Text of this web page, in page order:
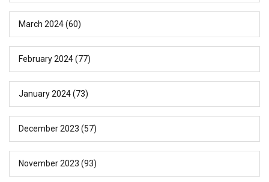
March 2024(60)
February 2024(77)
January 2024(73)
December 2023 (57)
November 2023 (93)